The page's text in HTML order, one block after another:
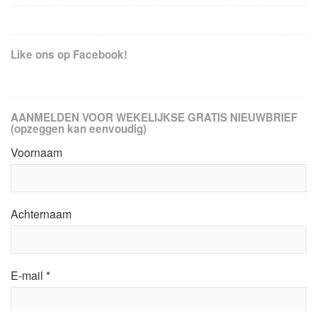
Like ons op Facebook!
AANMELDEN VOOR WEKELIJKSE GRATIS NIEUWBRIEF
(opzeggen kan eenvoudig)
Voornaam
Achternaam
E-mail *